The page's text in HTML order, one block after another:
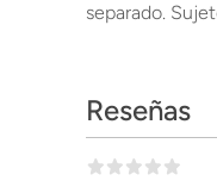
separado.
Reseñas